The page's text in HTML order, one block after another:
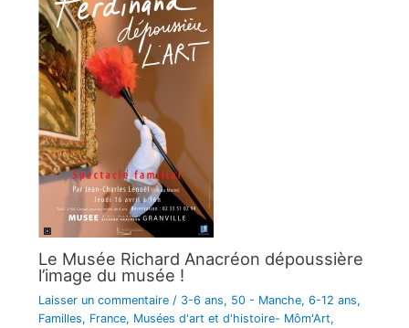
Le Musée Richard Anacréon dépoussière
l’image du musée !
Laisser un commentaire / 3-6 ans, 50 - Manche, 6-12 ans,
Familles, France, Musées d'art et d'histoire- Môm'Art,